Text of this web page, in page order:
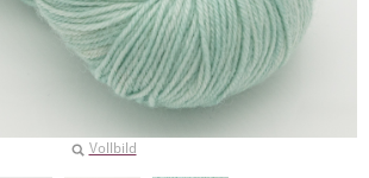
Vollbild